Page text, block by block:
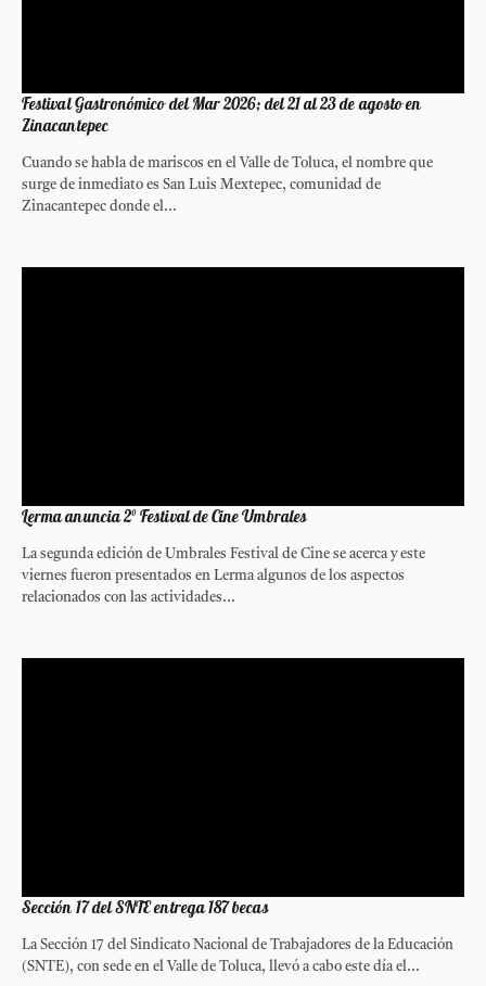
Festival Gastronómico del Mar 2026; del 21 al 23 de agosto en
Zinacantepec
Cuando se habla de mariscos en el Valle de Toluca, el nombre que
surge de inmediato es San Luis Mextepec, comunidad de
Zinacantepec donde el...
Lerma anuncia 2° Festival de Cine Umbrales
La segunda edición de Umbrales Festival de Cine se acerca y este
viernes fueron presentados en Lerma algunos de los aspectos
relacionados con las actividades...
Sección 17 del SNTE entrega 187 becas
La Sección 17 del Sindicato Nacional de Trabajadores de la Educación
(SNTE), con sede en el Valle de Toluca, llevó a cabo este día el...